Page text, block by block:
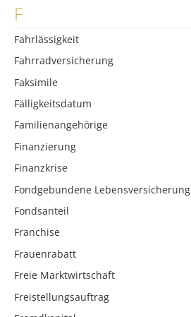
F
Fahrlässigkeit
Fahrradversicherung
Faksimile
Fälligkeitsdatum
Familienangehörige
Finanzierung
Finanzkrise
Fondgebundene Lebensversicherung
Fondsanteil
Franchise
Frauenrabatt
Freie Marktwirtschaft
Freistellungsauftrag